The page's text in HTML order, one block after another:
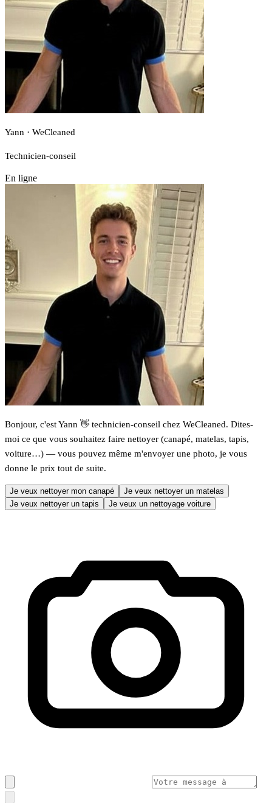
Yann · WeCleaned
Technicien-conseil
En ligne
Bonjour, c'est Yann 👋 technicien-conseil chez WeCleaned. Dites-
moi ce que vous souhaitez faire nettoyer (canapé, matelas, tapis,
voiture…) — vous pouvez même m'envoyer une photo, je vous
donne le prix tout de suite.
Je veux nettoyer mon canapé
Je veux nettoyer un matelas
Je veux nettoyer un tapis
Je veux un nettoyage voiture